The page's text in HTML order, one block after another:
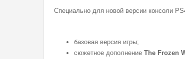
Специально для новой версии консоли
базовая версия игры;
сюжетное дополнение The Frozen